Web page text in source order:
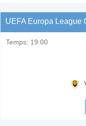
UEFA Europa League
Temps: 19:00